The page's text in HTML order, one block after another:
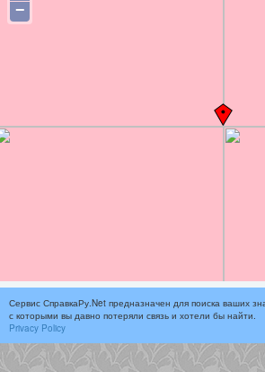
−
Сервис СправкаРу.Net предназначен для поиска ваших
с которыми вы давно потеряли связь и хотели бы найти.
Privacy Policy